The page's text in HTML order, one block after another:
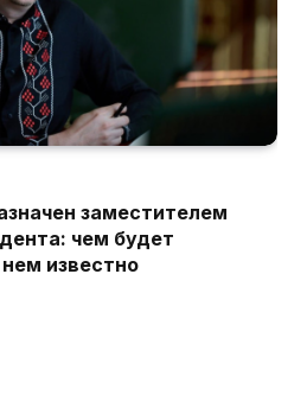
заместителем
чем будет
известно